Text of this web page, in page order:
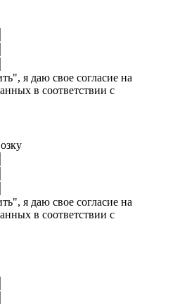
я даю свое согласие на
в соответствии с
я даю свое согласие на
в соответствии с